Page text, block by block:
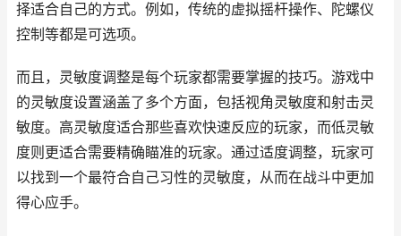
择适合自己的方式。例如，传统的虚拟摇杆操作、陀螺仪
控制等都是可选项。
而且，灵敏度调整是每个玩家都需要掌握的技巧。游戏中
的灵敏度设置涵盖了多个方面，包括视角灵敏度和射击灵
敏度。高灵敏度适合那些喜欢快速反应的玩家，而低灵敏
度则更适合需要精确瞄准的玩家。通过适度调整，玩家可
以找到一个最符合自己习性的灵敏度，从而在战斗中更加
得心应手。